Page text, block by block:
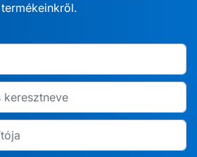
termékeinkről.